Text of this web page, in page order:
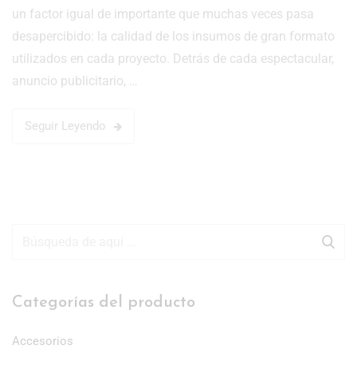
un factor igual de importante que muchas veces pasa
desapercibido: la calidad de los insumos de gran formato
utilizados en cada proyecto. Detrás de cada espectacular,
anuncio publicitario, …
Seguir Leyendo
Categorías del producto
Accesorios